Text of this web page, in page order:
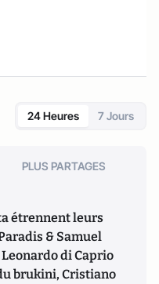
24 Heures 7 Jours
PLUS PARTAGES
étrennent leurs
& Samuel
di Caprio
brukini, Cristiano